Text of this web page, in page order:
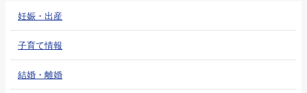
妊娠・出産
子育て情報
結婚・離婚